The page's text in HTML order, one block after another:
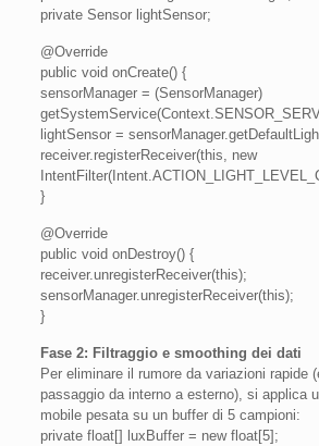
private Sensor lightSensor;
@Override
public void onCreate() {
sensorManager = (SensorManager)
lightSensor =
receiver.registerReceiver(this, new
}
@Override
public void onDestroy() {
receiver.unregisterReceiver(this);
sensorManager.unregisterReceiver(this);
}
Fase 2: Filtraggio e smoothing dei dati
Per eliminare il rumore da variazioni rapide
passaggio da interno a esterno), si applica
mobile pesata su un buffer di 5 campioni:
private float[] luxBuffer = new float[5];